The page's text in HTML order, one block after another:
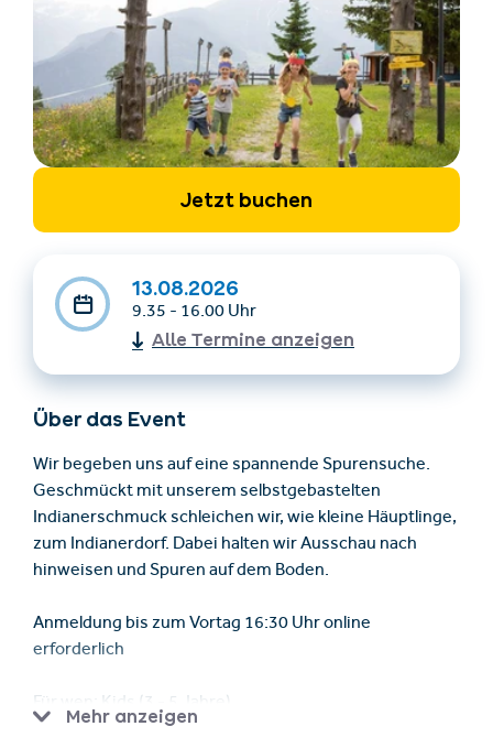
Deutsch
+43/5476/6239
Jetzt buchen
13.08.2026
9.35 - 16.00 Uhr
Alle Termine anzeigen
Über das Event
Wir begeben uns auf eine spannende Spurensuche.
Geschmückt mit unserem selbstgebastelten
Indianerschmuck schleichen wir, wie kleine Häuptlinge,
zum Indianerdorf. Dabei halten wir Ausschau nach
hinweisen und Spuren auf dem Boden.
Anmeldung bis zum Vortag 16:30 Uhr online
erforderlich
Mehr anzeigen